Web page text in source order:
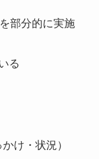
部分的に実施
る
け・状況）